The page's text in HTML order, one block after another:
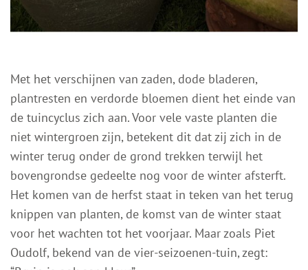
Met het verschijnen van zaden, dode bladeren,
plantresten en verdorde bloemen dient het einde van
de tuincyclus zich aan. Voor vele vaste planten die
niet wintergroen zijn, betekent dit dat zij zich in de
winter terug onder de grond trekken terwijl het
bovengrondse gedeelte nog voor de winter afsterft.
Het komen van de herfst staat in teken van het terug
knippen van planten, de komst van de winter staat
voor het wachten tot het voorjaar. Maar zoals Piet
Oudolf, bekend van de vier-seizoenen-tuin, zegt: